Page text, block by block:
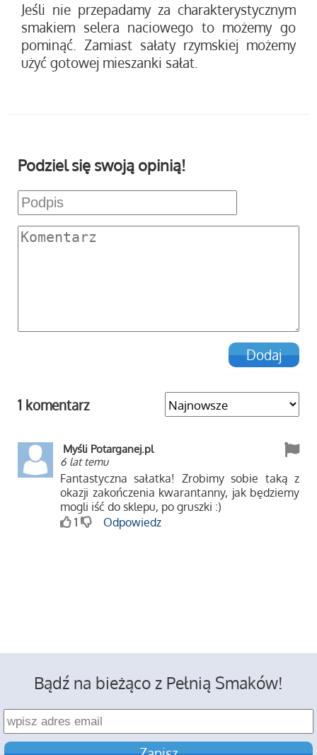
Jeśli nie przepadamy za charakterystycznym
smakiem selera naciowego to możemy go
pominąć. Zamiast sałaty rzymskiej możemy
użyć gotowej mieszanki sałat.
Podziel się swoją opinią!
1 komentarz
Myśli Potarganej.pl
6 lat temu
Fantastyczna sałatka! Zrobimy sobie taką z
okazji zakończenia kwarantanny, jak będziemy
mogli iść do sklepu, po gruszki :)
1
Odpowiedz
Bądź na bieżąco z Pełnią Smaków!